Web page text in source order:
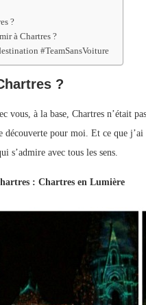
?
à Chartres ?
#TeamSansVoiture
?
vous, à la base, Chartres n’était
découverte pour moi. Et ce que
s’admire avec tous les sens.
: Chartres en Lumière